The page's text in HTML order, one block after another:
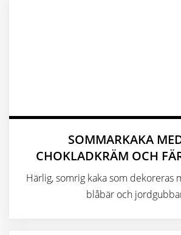
SOMMARKAKA
CHOKLADKRÄM OCH
Härlig, somrig kaka som dekoreras
blåbär och